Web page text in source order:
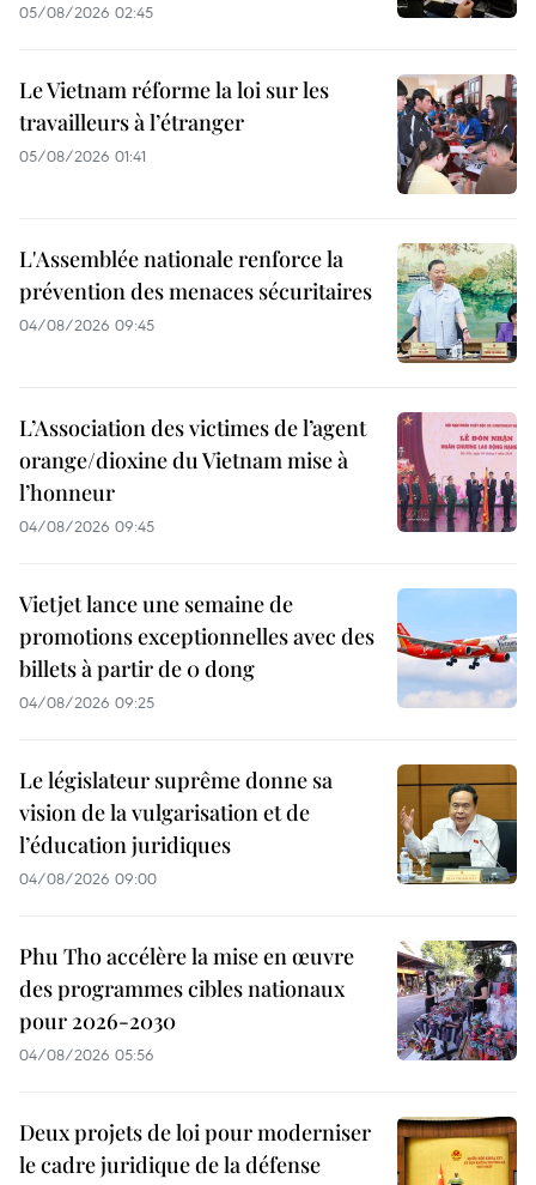
05/08/2026 02:45
Le Vietnam réforme la loi sur les
travailleurs à l’étranger
05/08/2026 01:41
L'Assemblée nationale renforce la
prévention des menaces sécuritaires
04/08/2026 09:45
L’Association des victimes de l’agent
orange/dioxine du Vietnam mise à
l’honneur
04/08/2026 09:45
Vietjet lance une semaine de
promotions exceptionnelles avec des
billets à partir de 0 dong
04/08/2026 09:25
Le législateur suprême donne sa
vision de la vulgarisation et de
l’éducation juridiques
04/08/2026 09:00
Phu Tho accélère la mise en œuvre
des programmes cibles nationaux
pour 2026-2030
04/08/2026 05:56
Deux projets de loi pour moderniser
le cadre juridique de la défense